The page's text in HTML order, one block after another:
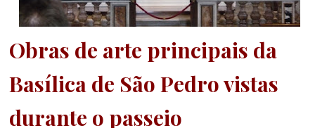
Obras de arte principais da
Basílica de São Pedro vistas
durante o passeio